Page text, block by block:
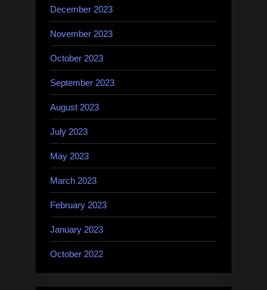
December 2023
November 2023
October 2023
September 2023
August 2023
July 2023
May 2023
March 2023
February 2023
January 2023
October 2022